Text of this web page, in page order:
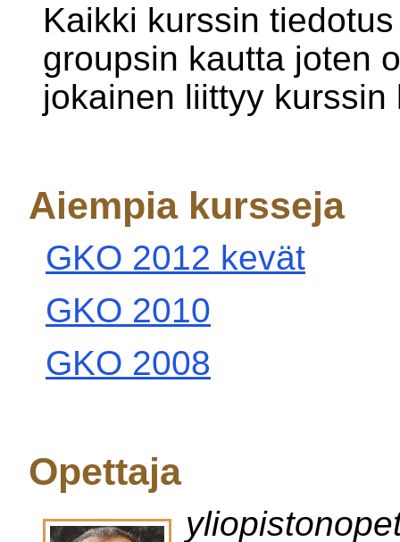
Kaikki kurssin
groupsin kautta joten
jokainen liittyy
Aiempia kursseja
GKO 2012 kevät
GKO 2010
GKO 2008
Opettaja